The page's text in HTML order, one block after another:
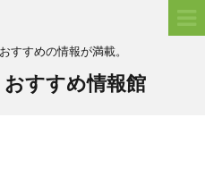
すすめの情報が満載。
すすめ情報館